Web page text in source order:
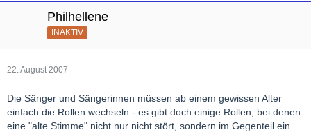
Philhellene
INAKTIV
22. August 2007
Die Sänger und Sängerinnen müssen ab einem gewissen Alter
einfach die Rollen wechseln - es gibt doch einige Rollen, bei denen
eine "alte Stimme" nicht nur nicht stört, sondern im Gegenteil ein